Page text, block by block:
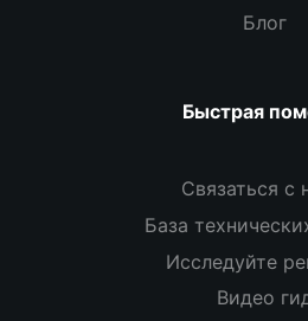
Блог
Быстрая
Связаться с
База
Исследуйте
Видео